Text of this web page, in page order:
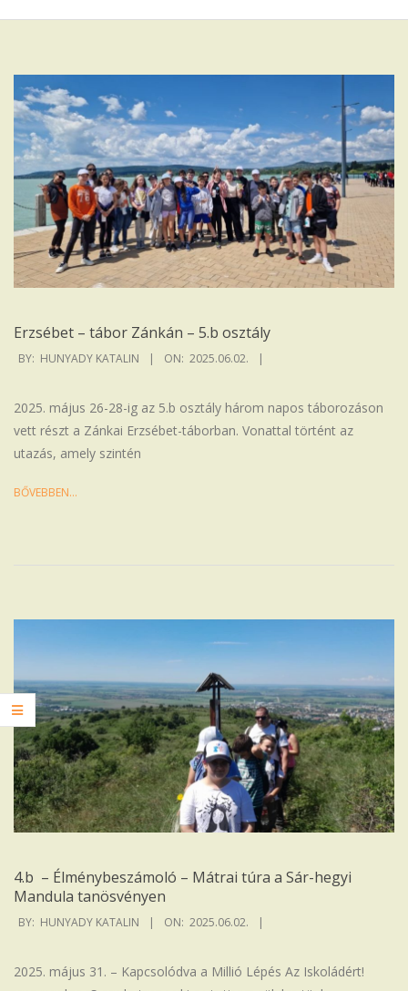
Iskola
Erzsébet – tábor Zánkán – 5.b osztály
2025-
BY: HUNYADY KATALIN ON: 2025.06.02.
2025. május 26-28-ig az 5.b osztály három napos táborozáson
vett részt a Zánkai Erzsébet-táborban. Vonattal történt az
utazás, amely szintén
BŐVEBBEN…
4.b – Élménybeszámoló – Mátrai túra a Sár-hegyi
Mandula tanösvényen
2025-
BY: HUNYADY KATALIN ON: 2025.06.02.
2025. május 31. – Kapcsolódva a Millió Lépés Az Iskoládért!